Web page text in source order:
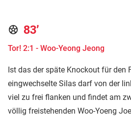
83’
Tor! 2:1 - Woo-Yeong Jeong
Ist das der späte Knockout für den
eingwechselte Silas darf von der
viel zu frei flanken und findet am
völlig freistehenden Woo-Yoeng